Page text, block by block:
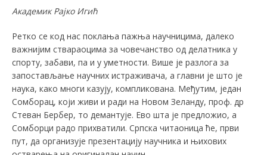
Академик Рајко Игић
Ретко се код нас поклања пажња научницима, далеко
важнијим ствараоцима за човечанство од делатника у
спорту, забави, па и у уметности. Више је разлога за
запостављање научних истраживача, а главни је што је
наука, како многи казују, компликована. Међутим, један
Сомборац, који живи и ради на Новом Зеланду, проф. др
Стеван Бербер, то демантује. Ево шта је предложио, а
Сомборци радо прихватили. Српска читаоница ће, први
пут, да организује презентацију научника и њихових